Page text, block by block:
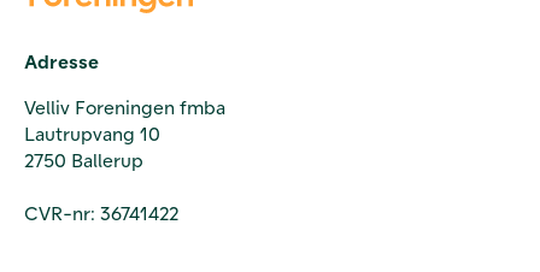
Adresse
Velliv Foreningen fmba
Lautrupvang 10
2750 Ballerup
CVR-nr: 36741422